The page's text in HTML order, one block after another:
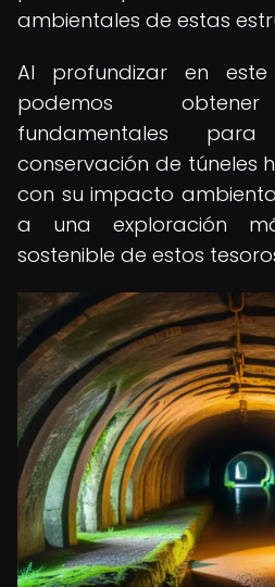
ambientales de estas
Al profundizar en
podemos obtener
fundamentales
conservación de túneles
con su impacto
a una exploración
sostenible de estos